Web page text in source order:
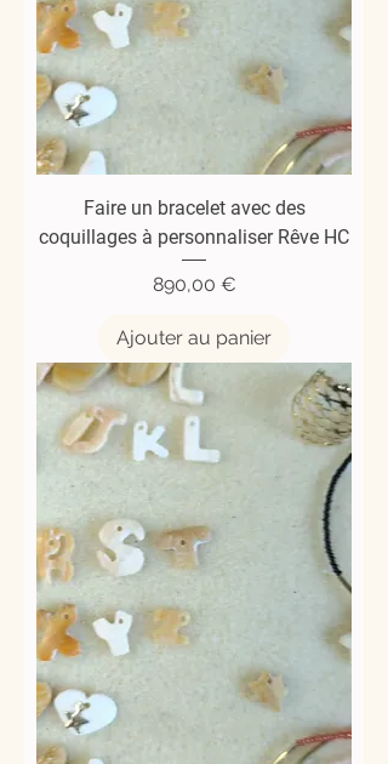
Faire un bracelet avec des
coquillages à personnaliser Rêve HC
Prix
890,00 €
Ajouter au panier